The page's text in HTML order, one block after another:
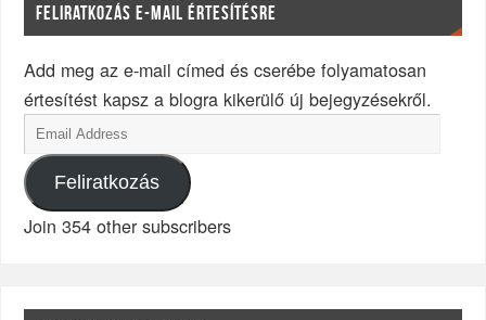
FELIRATKOZÁS E-MAIL ÉRTESÍTÉSRE
Add meg az e-mail címed és cserébe folyamatosan
értesítést kapsz a blogra kikerülő új bejegyzésekről.
Feliratkozás
Join 354 other subscribers